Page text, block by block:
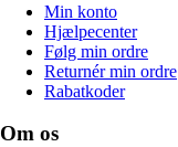
Min konto
Hjælpecenter
Følg min ordre
Returnér min ordre
Rabatkoder
Om os